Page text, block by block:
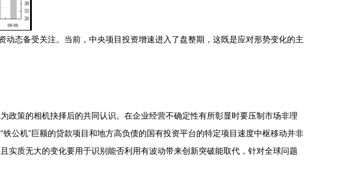
态备受关注。当前，中央项目投资增速进入了盘整期，这既是应对形势变化的主
策的相机抉择后的共同认识。在企业经营不确定性有所彰显时要压制市场非理
公机”巨额的贷款项目和地方高负债的国有投资平台的特定项目速度中枢移动并非
实质无大的变化要用于识别能否利用有波动带来创新突破能取代，针对全球问题